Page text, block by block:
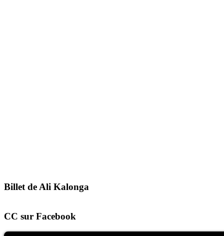
Billet de Ali Kalonga
CC sur Facebook